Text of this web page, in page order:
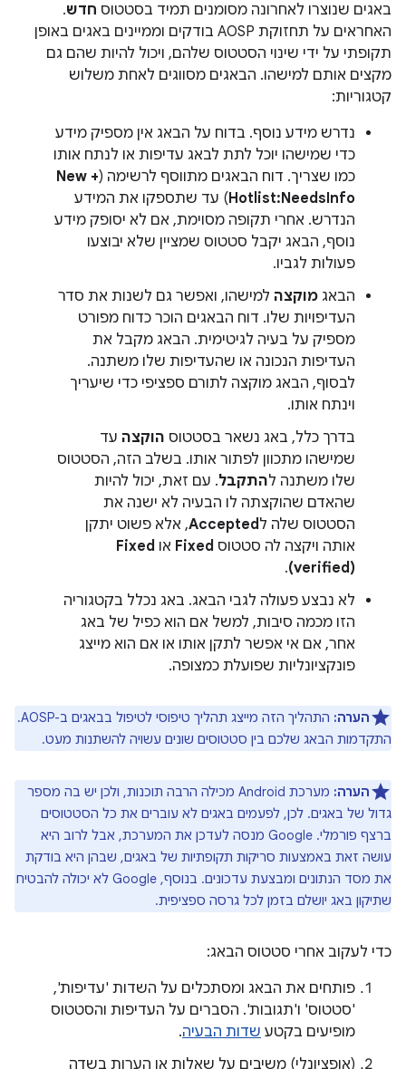
באגים שנוצרו לאחרונה מסומנים תמיד בסטטוס חדש.
האחראים על תחזוקת AOSP בודקים וממיינים באגים באופן
תקופתי על ידי שינוי הסטטוס שלהם, ויכול להיות שהם גם
מקצים אותם למישהו. הבאגים מסווגים לאחת משלוש
קטגוריות:
נדרש מידע נוסף. בדוח על הבאג אין מספיק מידע
כדי שמישהו יוכל לתת לבאג עדיפות או לנתח אותו
כמו שצריך. דוח הבאגים מתווסף לרשימה (New +
Hotlist:NeedsInfo) עד שתספקו את המידע
הנדרש. אחרי תקופה מסוימת, אם לא יסופק מידע
נוסף, הבאג יקבל סטטוס שמציין שלא יבוצעו
פעולות לגביו.
הבאג מוקצה למישהו, ואפשר גם לשנות את סדר
העדיפויות שלו. דוח הבאגים הוכר כדוח מפורט
מספיק על בעיה לגיטימית. הבאג מקבל את
העדיפות הנכונה או שהעדיפות שלו משתנה.
לבסוף, הבאג מוקצה לתורם ספציפי כדי שיעריך
וינתח אותו.
בדרך כלל, באג נשאר בסטטוס הוקצה עד
שמישהו מתכוון לפתור אותו. בשלב הזה, הסטטוס
שלו משתנה להתקבל. עם זאת, יכול להיות
שהאדם שהוקצתה לו הבעיה לא ישנה את
הסטטוס שלה לAccepted, אלא פשוט יתקן
אותה ויקצה לה סטטוס Fixed או Fixed
(verified)
.
לא נבצע פעולה לגבי הבאג. באג נכלל בקטגוריה
הזו מכמה סיבות, למשל אם הוא כפיל של באג
אחר, אם אי אפשר לתקן אותו או אם הוא מייצג
פונקציונליות שפועלת כמצופה.
הערה:
התהליך הזה מייצג תהליך טיפוסי לטיפול בבאגים ב-AOSP.
התקדמות הבאג שלכם בין סטטוסים שונים עשויה להשתנות מעט.
הערה:
מערכת Android מכילה הרבה תוכנות, ולכן יש בה מספר
גדול של באגים. לכן, לפעמים באגים לא עוברים את כל הסטטוסים
ברצף פורמלי. ‫Google מנסה לעדכן את המערכת, אבל לרוב היא
עושה זאת באמצעות סריקות תקופתיות של באגים, שבהן היא בודקת
את מסד הנתונים ומבצעת עדכונים. בנוסף, Google לא יכולה להבטיח
שתיקון באג יושלם בזמן לכל גרסה ספציפית.
כדי לעקוב אחרי סטטוס הבאג:
פותחים את הבאג ומסתכלים על השדות 'עדיפות',
'סטטוס' ו'תגובות'. הסברים על העדיפות והסטטוס
מופיעים בקטע שדות הבעיה.
(אופציונלי) משיבים על שאלות או הערות בשדה